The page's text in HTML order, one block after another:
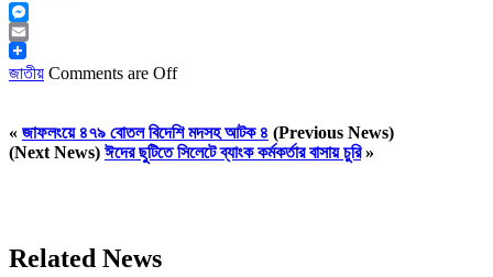
Messenger
Email
জাতীয় Comments are Off
« জাফলংয়ে ৪৭৯ বোতল বিদেশি মদসহ আটক ৪ (Previous News)
(Next News) ঈদের ছুটিতে সিলেটে ব্যাংক কর্মকর্তার বাসায় চুরি»
Related News